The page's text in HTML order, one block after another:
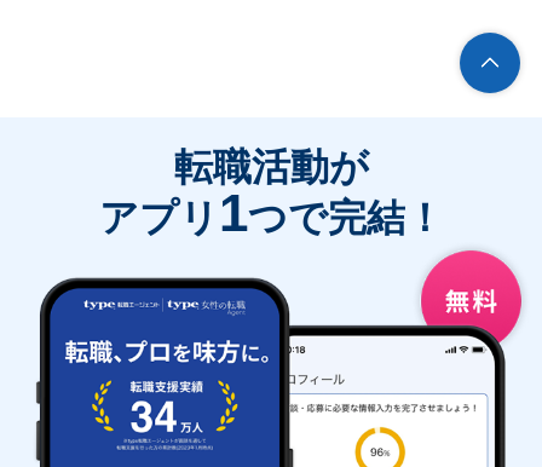
転職活動が
アプリ 1つで完結！